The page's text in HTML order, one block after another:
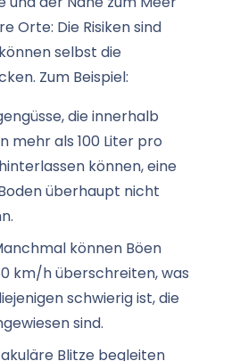
Orte: Die Risiken sind
selbst die
Zum Beispiel:
die innerhalb
mehr als 100 Liter pro
können, eine
überhaupt nicht
können Böen
km/h überschreiten, was
schwierig ist, die
sind.
Blitze begleiten